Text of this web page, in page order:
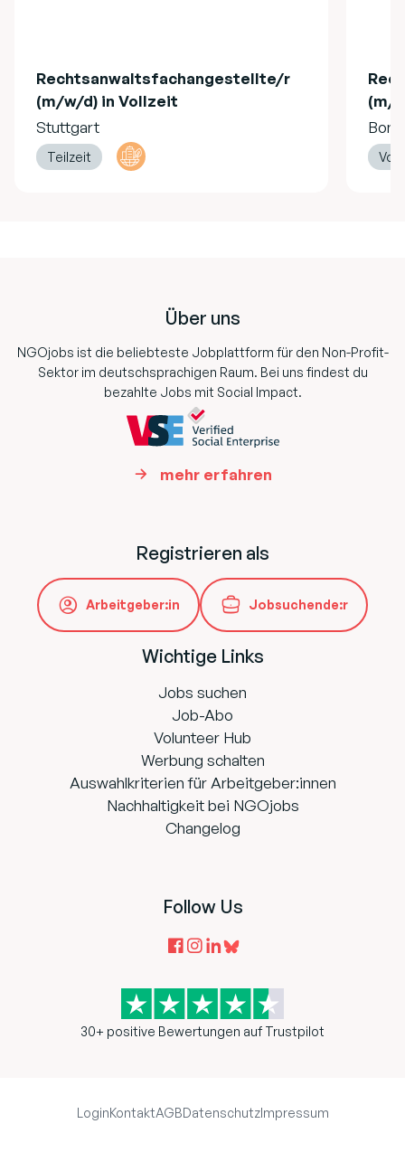
Rechtsanwaltsfachangestellte/r
(m/w/d) in Vollzeit
Stuttgart
Teilzeit
(m/
Bonn
Über uns
NGOjobs ist die beliebteste Jobplattform für den Non-Profit-
Sektor im deutschsprachigen Raum. Bei uns findest du
bezahlte Jobs mit Social Impact.
mehr erfahren
Registrieren als
Arbeitgeber:in Jobsuchende:r
Wichtige Links
Jobs suchen
Job-Abo
Volunteer Hub
Werbung schalten
Auswahlkriterien für Arbeitgeber:innen
Nachhaltigkeit bei NGOjobs
Changelog
Follow Us
30+ positive Bewertungen auf Trustpilot
LoginKontaktAGBDatenschutzImpressum